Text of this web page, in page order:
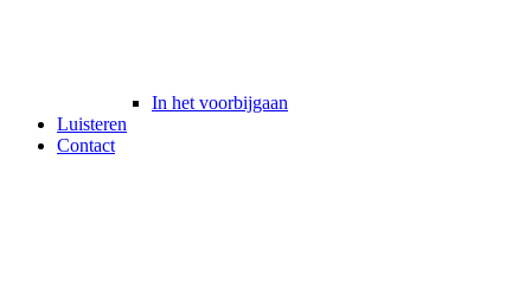
In het voorbijgaan
Luisteren
Contact